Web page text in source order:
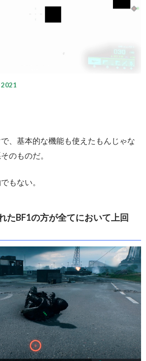
、基本的な機能も使えたもんじゃな
のものだ。
もない。
たBF1の方が全てにおいて上回